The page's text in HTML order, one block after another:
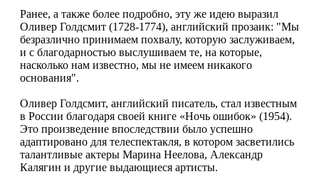
Ранее, а также более подробно, эту же идею выразил
Оливер Голдсмит (1728-1774), английский прозаик: "Мы
безразлично принимаем похвалу, которую заслуживаем,
и с благодарностью выслушиваем те, на которые,
насколько нам известно, мы не имеем никакого
основания".
Оливер Голдсмит, английский писатель, стал известным
в России благодаря своей книге «Ночь ошибок» (1954).
Это произведение впоследствии было успешно
адаптировано для телеспектакля, в котором засветились
талантливые актеры Марина Неелова, Александр
Калягин и другие выдающиеся артисты.